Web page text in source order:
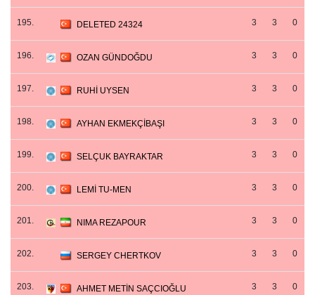
195. DELETED 24324 3 3 0
196. OZAN GÜNDOĞDU 3 3 0
197. RUHİ UYSEN 3 3 0
198. AYHAN EKMEKÇİBAŞI 3 3 0
199. SELÇUK BAYRAKTAR 3 3 0
200. LEMİ TU-MEN 3 3 0
201. NIMA REZAPOUR 3 3 0
202. SERGEY CHERTKOV 3 3 0
203. AHMET METİN SAÇCIOĞLU 3 3 0